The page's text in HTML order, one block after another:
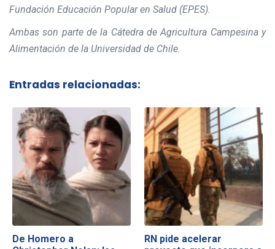
Fundación Educación Popular en Salud (EPES).
Ambas son parte de la Cátedra de Agricultura Campesina y
Alimentación de la Universidad de Chile.
Entradas relacionadas:
De Homero a
RN pide acelerar